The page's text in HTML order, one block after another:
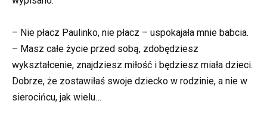
– Nie płacz Paulinko, nie płacz – uspokajała mnie babcia.
– Masz całe życie przed sobą, zdobędziesz
wykształcenie, znajdziesz miłość i będziesz miała dzieci.
Dobrze, że zostawiłaś swoje dziecko w rodzinie, a nie w
sierocińcu, jak wielu…